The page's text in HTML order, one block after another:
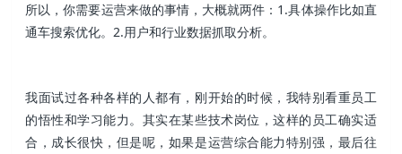
所以，你需要运营来做的事情，大概就两件：1.具体操作比如直
通车搜索优化。2.用户和行业数据抓取分析。
我面试过各种各样的人都有，刚开始的时候，我特别看重员工
的悟性和学习能力。其实在某些技术岗位，这样的员工确实适
合，成长很快，但是呢，如果是运营综合能力特别强，最后往